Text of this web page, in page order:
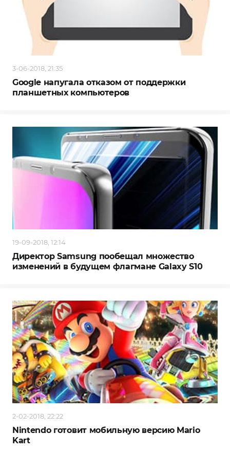
3-06-2018, 21:35
Google напугала отказом от поддержки
планшетных компьютеров
19-09-2018, 12:14
Директор Samsung пообещал множество
изменений в будущем флагмане Galaxy S10
2-02-2018, 22:22
Nintendo готовит мобильную версию Mario
Kart